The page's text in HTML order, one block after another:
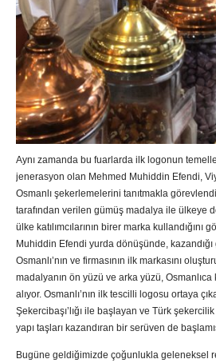
Aynı zamanda bu fuarlarda ilk logonun
jenerasyon olan Mehmed Muhiddin Efendi,
Osmanlı şekerlemelerini tanıtmakla
tarafından verilen gümüş madalya ile ülkeye
ülke katılımcılarının birer marka kullandığını
Muhiddin Efendi yurda dönüşünde,
Osmanlı’nın ve firmasının ilk markasını
madalyanın ön yüzü ve arka yüzü,
alıyor. Osmanlı’nın ilk tescilli logosu ortaya
Şekercibaşı’lığı ile başlayan ve Türk
yapı taşları kazandıran bir serüven de
Bugüne geldiğimizde çoğunlukla geleneksel